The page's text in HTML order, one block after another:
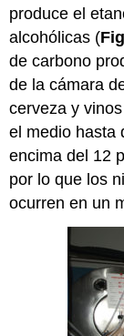
produce el
alcohólicas (
de carbono
de la cámara
cerveza y
el medio hasta
encima del 12
por lo que los
ocurren en un